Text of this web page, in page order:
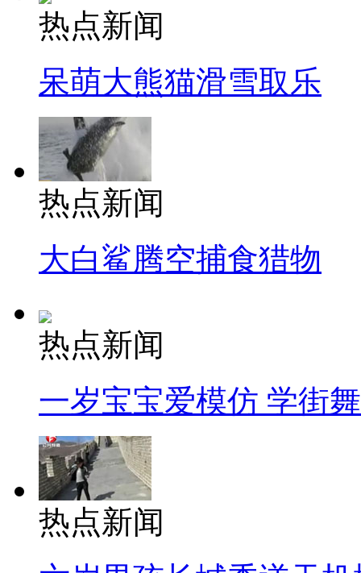
热点新闻
呆萌大熊猫滑雪取乐
热点新闻
大白鲨腾空捕食猎物
热点新闻
一岁宝宝爱模仿 学街
热点新闻